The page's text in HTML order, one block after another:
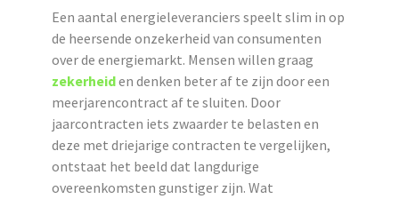
Een aantal energieleveranciers speelt slim in op
de heersende onzekerheid van consumenten
over de energiemarkt. Mensen willen graag
zekerheiden denken beter af te zijn door een
meerjarencontract af te sluiten. Door
jaarcontracten iets zwaarder te belasten en
deze met driejarige contracten te vergelijken,
ontstaat het beeld dat langdurige
overeenkomsten gunstiger zijn. Wat